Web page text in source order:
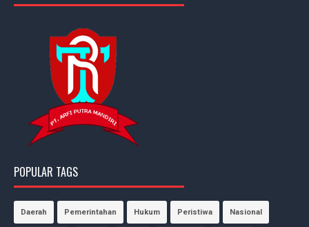
POPULAR TAGS
Daerah Pemerintahan Hukum Peristiwa Nasional